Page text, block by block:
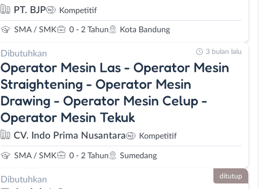
PT. BJP Kompetitif
SMA / SMK 0 - 2 Tahun Kota Bandung
Dibutuhkan
Operator Mesin Las - Operator Mesin
Straightening - Operator Mesin
Drawing - Operator Mesin Celup -
Operator Mesin Tekuk
CV. Indo Prima Nusantara Kompetitif
SMA / SMK 0 - 2 Tahun Sumedang
3 bulan lalu
Dibutuhkan ditutup